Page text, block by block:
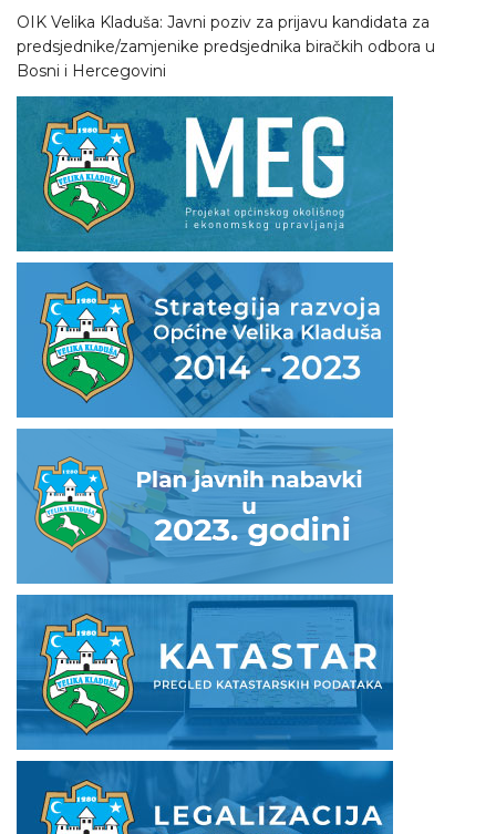
OIK Velika Kladuša: Javni poziv za prijavu kandidata za
predsjednike/zamjenike predsjednika biračkih odbora u
Bosni i Hercegovini